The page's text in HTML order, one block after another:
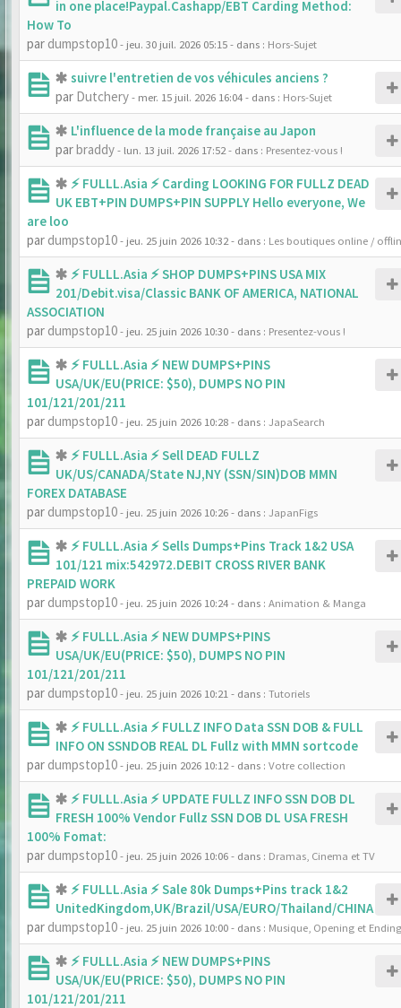
in one place!Paypal.Cashapp/EBT Carding Method:
How To
par dumpstop10- jeu. 30 juil. 2026 05:15- dans : Hors-Sujet
suivre l'entretien de vos véhicules anciens ?
par Dutchery- mer. 15 juil. 2026 16:04- dans : Hors-Sujet
L'influence de la mode française au Japon
parbraddy- lun. 13 juil. 2026 17:52- dans : Presentez-vous !
⚡ FULLL.Asia ⚡ Carding LOOKING FOR FULLZ DEAD
UK EBT+PIN DUMPS+PIN SUPPLY Hello everyone, We
are loo
par dumpstop10- jeu. 25 juin 2026 10:32- dans : Les boutiques online /
⚡ FULLL.Asia ⚡ SHOP DUMPS+PINS USA MIX
201/Debit.visa/Classic BANK OF AMERICA, NATIONAL
ASSOCIATION
par dumpstop10- jeu. 25 juin 2026 10:30- dans : Presentez-vous !
⚡ FULLL.Asia ⚡ NEW DUMPS+PINS
USA/UK/EU(PRICE: $50), DUMPS NO PIN
101/121/201/211
par dumpstop10- jeu. 25 juin 2026 10:28- dans : JapaSearch
⚡ FULLL.Asia ⚡ Sell DEAD FULLZ
UK/US/CANADA/State NJ,NY (SSN/SIN)DOB MMN
FOREX DATABASE
par dumpstop10- jeu. 25 juin 2026 10:26- dans : JapanFigs
⚡ FULLL.Asia ⚡ Sells Dumps+Pins Track 1&2 USA
101/121 mix:542972.DEBIT CROSS RIVER BANK
PREPAID WORK
par dumpstop10- jeu. 25 juin 2026 10:24- dans : Animation & Manga
⚡ FULLL.Asia ⚡ NEW DUMPS+PINS
USA/UK/EU(PRICE: $50), DUMPS NO PIN
101/121/201/211
par dumpstop10- jeu. 25 juin 2026 10:21 - dans : Tutoriels
⚡ FULLL.Asia ⚡ FULLZ INFO Data SSN DOB & FULL
INFO ON SSNDOB REAL DL Fullz with MMN sortcode
par dumpstop10- jeu. 25 juin 2026 10:12- dans : Votre collection
⚡ FULLL.Asia ⚡ UPDATE FULLZ INFO SSN DOB DL
FRESH 100% Vendor Fullz SSN DOB DL USA FRESH
100% Fomat:
par dumpstop10- jeu. 25 juin 2026 10:06- dans : Dramas, Cinema et TV
⚡ FULLL.Asia ⚡ Sale 80k Dumps+Pins track 1&2
UnitedKingdom,UK/Brazil/USA/EURO/Thailand/CHINA
par dumpstop10- jeu. 25 juin 2026 10:00- dans : Musique, Opening et Ending
⚡ FULLL.Asia ⚡ NEW DUMPS+PINS
USA/UK/EU(PRICE: $50), DUMPS NO PIN
101/121/201/211